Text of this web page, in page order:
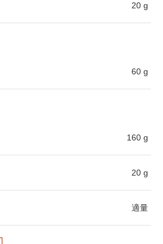
20 g
60 g
160 g
20 g
適量